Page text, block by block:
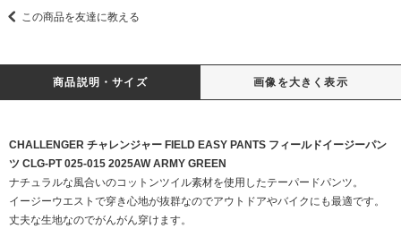
この商品を友達に教える
商品説明・サイズ 画像を大きく表示
CHALLENGER チャレンジャー FIELD EASY PANTS フィールドイージーパン
ツ CLG-PT 025-015 2025AW ARMY GREEN
ナチュラルな風合いのコットンツイル素材を使用したテーパードパンツ。
イージーウエストで穿き心地が抜群なのでアウトドアやバイクにも最適です。
丈夫な生地なのでがんがん穿けます。